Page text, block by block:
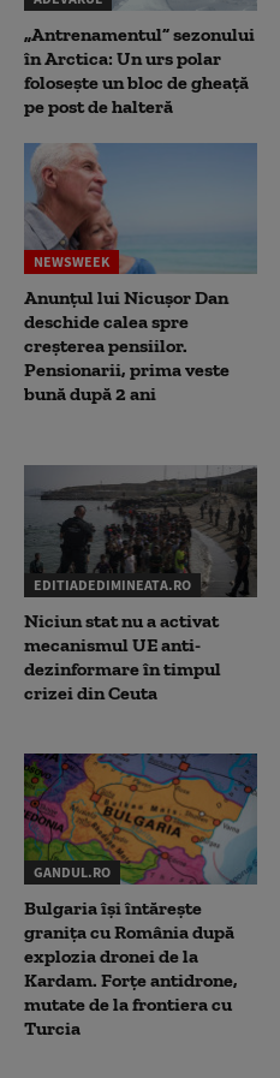
„Antrenamentul” sezonului
în Arctica: Un urs polar
folosește un bloc de gheață
pe post de halteră
NEWSWEEK
Anunțul lui Nicușor Dan
deschide calea spre
creșterea pensiilor.
Pensionarii, prima veste
bună după 2 ani
EDITIADEDIMINEATA.RO
Niciun stat nu a activat
mecanismul UE anti-
dezinformare în timpul
crizei din Ceuta
GANDUL.RO
Bulgaria își întărește
granița cu România după
explozia dronei de la
Kardam. Forțe antidrone,
mutate de la frontiera cu
Turcia